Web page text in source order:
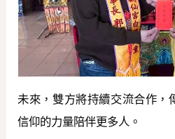
未來，雙方將持續交流合作，
信仰的力量陪伴更多人。